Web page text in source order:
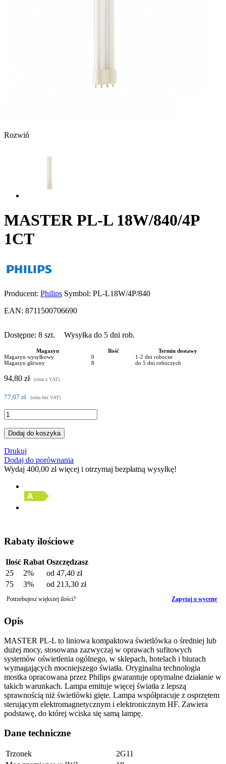
Rozwiń
MASTER PL-L 18W/840/4P
1CT
Producent: Philips Symbol: PL-L18W/4P/840
EAN: 8711500706690
Dostępne: 8 szt. Wysyłka do 5 dni rob.
Magazyn Ilość
Termin dostawy
Magazyn wysyłkowy
0
1-2 dni robocze
Magazyn główny
8 do 5 dni roboczych
94,80 zł (cena z VAT)
77,07 zł (cena bez VAT)
Dodaj do koszyka
Drukuj
Dodaj do porównania
Wydaj 400,00 złwięcej i otrzymaj bezpłatną wysyłkę!
Rabaty ilościowe
Ilość Rabat Oszczędzasz
25
2% od 47,40 zł
75
3% od 213,30 zł
Potrzebujesz większej ilości? Zapytaj o wycenę
Opis
MASTER PL-L to liniowa kompaktowa świetlówka o średniej lub
dużej mocy, stosowana zazwyczaj w oprawach sufitowych
systemów oświetlenia ogólnego, w sklepach, hotelach i biurach
wymagających mocniejszego światła. Oryginalna technologia
mostka opracowana przez Philips gwarantuje optymalne działanie w
takich warunkach. Lampa emituje więcej światła z lepszą
sprawnością niż świetlówki gięte. Lampa współpracuje z osprzętem
sterującym elektromagnetycznym i elektronicznym HF. Zawiera
podstawę, do której wciska się samą lampę.
Dane techniczne
Trzonek
2G11